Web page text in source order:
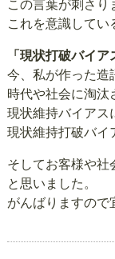
この言葉が刺さり
これを意識してい
「現状打破バイア
今、私が作った造
時代や社会に淘汰
現状維持バイアス
現状維持打破バイ
そしてお客様や社
と思いました。
がんばりますので